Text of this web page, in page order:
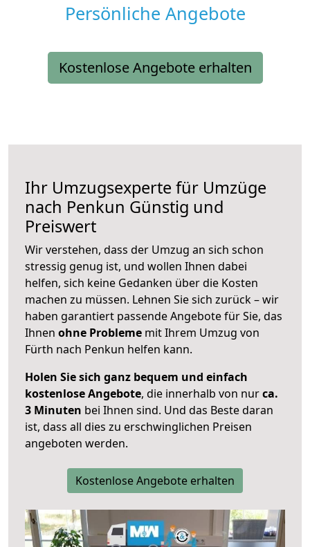
Persönliche Angebote
Kostenlose Angebote erhalten
Ihr Umzugsexperte für Umzüge
nach Penkun Günstig und
Preiswert
Wir verstehen, dass der Umzug an sich schon
stressig genug ist, und wollen Ihnen dabei
helfen, sich keine Gedanken über die Kosten
machen zu müssen. Lehnen Sie sich zurück – wir
haben garantiert passende Angebote für Sie, das
Ihnen ohne Probleme mit Ihrem Umzug von
Fürth nach Penkun helfen kann.
Holen Sie sich ganz bequem und einfach
kostenlose Angebote, die innerhalb von nurca.
3 Minuten bei Ihnen sind. Und das Beste daran
ist, dass all dies zu erschwinglichen Preisen
angeboten werden.
Kostenlose Angebote erhalten